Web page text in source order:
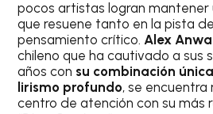
pocos artistas logran
que resuene tanto en la pista
pensamiento crítico.Alex
chileno que ha cautivado a sus
años con su combinación
lirismo profundo, se encuentra
centro de atención con su más